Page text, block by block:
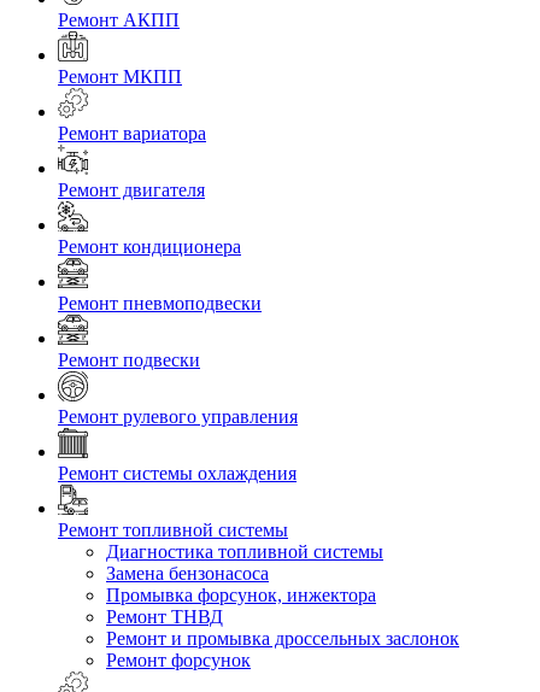
Ремонт АКПП
Ремонт МКПП
Ремонт вариатора
Ремонт двигателя
Ремонт кондиционера
Ремонт пневмоподвески
Ремонт подвески
Ремонт рулевого управления
Ремонт системы охлаждения
Ремонт топливной системы
Диагностика топливной системы
Замена бензонасоса
Промывка форсунок, инжектора
Ремонт ТНВД
Ремонт и промывка дроссельных заслонок
Ремонт форсунок